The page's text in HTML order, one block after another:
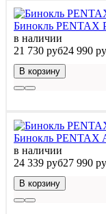
Бинокль PENTAX
в наличии
21 730 руб24 990
В корзину
Бинокль PENTAX
в наличии
24 339 руб27 990
В корзину